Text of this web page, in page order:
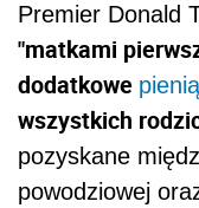
Premier Donald
"matkami
dodatkowe
wszystkich
pozyskane
powodziowej